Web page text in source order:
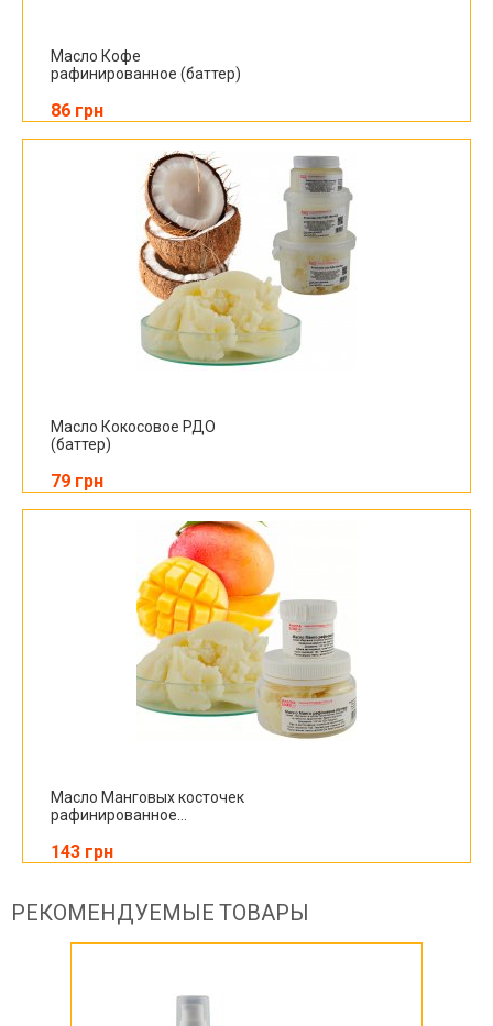
Масло Кофе
рафинированное (баттер)
86 грн
Масло Кокосовое РДО
(баттер)
79 грн
Масло Манговых косточек
рафинированное...
143 грн
РЕКОМЕНДУЕМЫЕ ТОВАРЫ